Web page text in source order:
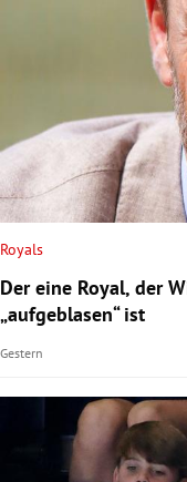
Royals
Der eine Royal, der
„aufgeblasen“ ist
Gestern